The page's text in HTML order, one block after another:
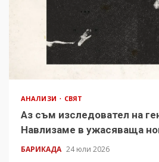
АНАЛИЗИ СВЯТ
Аз съм изследовател на
Навлизаме в ужасяваща
БАРИКАДА 24 юли 2026